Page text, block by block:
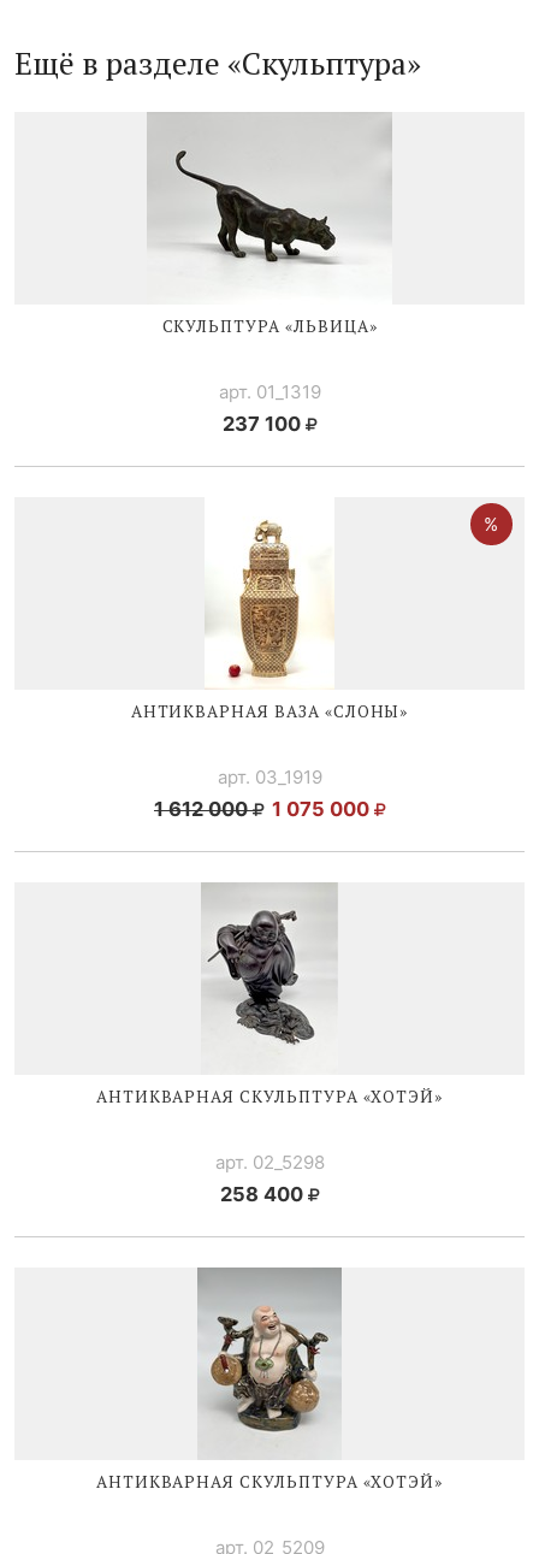
Ещё в разделе «Скульптура»
СКУЛЬПТУРА «ЛЬВИЦА»
арт. 01_1319
237 100
АНТИКВАРНАЯ ВАЗА «СЛОНЫ»
арт. 03_1919
1 612 000 1 075 000
АНТИКВАРНАЯ СКУЛЬПТУРА «ХОТЭЙ»
арт. 02_5298
258 400
АНТИКВАРНАЯ СКУЛЬПТУРА «ХОТЭЙ»
арт. 02_5209